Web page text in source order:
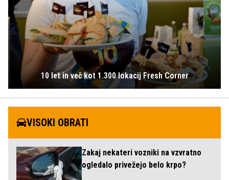
10 let in več kot 1.300 lokacij Fresh Corner
VISOKI OBRATI
Zakaj nekateri vozniki na vzvratno
ogledalo privežejo belo krpo?